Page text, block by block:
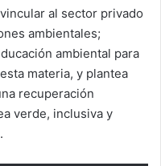
al sector privado
ambientales;
ambiental para
materia, y plantea
recuperación
verde, inclusiva y